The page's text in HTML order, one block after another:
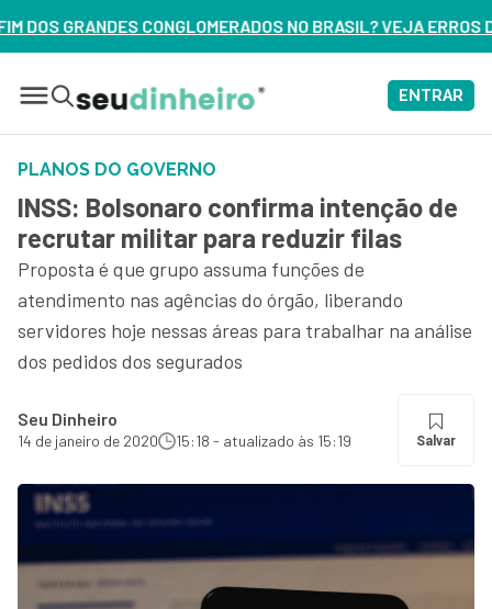
NO BRASIL? VEJA ERROS DE 3 DELES – ASSISTA
ENTRAR
PLANOS DO GOVERNO
INSS: Bolsonaro confirma intenção de
recrutar militar para reduzir filas
Proposta é que grupo assuma funções de
atendimento nas agências do órgão, liberando
servidores hoje nessas áreas para trabalhar na análise
dos pedidos dos segurados
Seu Dinheiro
14 de janeiro de 2020 15:18 - atualizado às 15:19 Salvar